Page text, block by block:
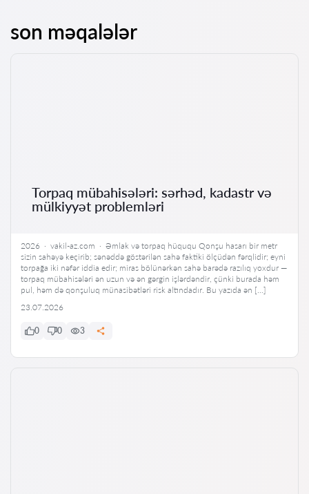
son məqalələr
Torpaq mübahisələri: sərhəd, kadastr və
mülkiyyət problemləri
2026 · vakil-az.com · Əmlak və torpaq hüququ Qonşu hasarı bir metr
sizin sahəyə keçirib; sənəddə göstərilən sahə faktiki ölçüdən fərqlidir; eyni
torpağa iki nəfər iddia edir; miras bölünərkən sahə barədə razılıq yoxdur —
torpaq mübahisələri ən uzun və ən gərgin işlərdəndir, çünki burada həm
pul, həm də qonşuluq münasibətləri risk altındadır. Bu yazıda ən […]
23.07.2026
0 0 3